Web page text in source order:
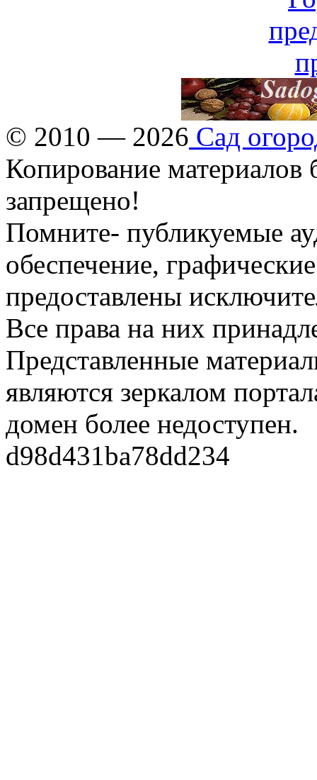
© 2010 — 2026 Сад
Копирование материалов
запрещено!
Помните- публикуемые
обеспечение,
предоставлены
Все права на них
Представленные
являются зеркалом
домен более недоступен.
d98d431ba78dd234